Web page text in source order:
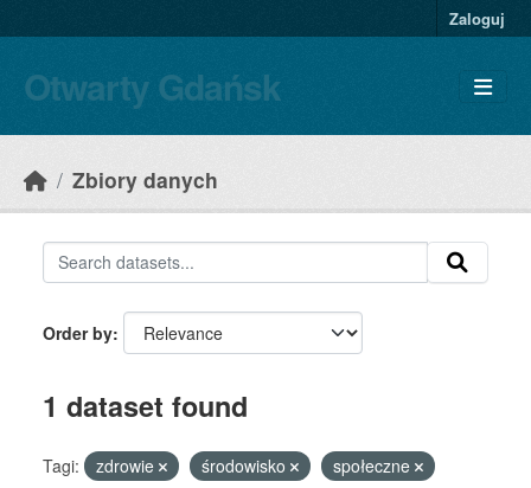
Zaloguj
Otwarty Gdańsk
Zbiory danych
Order by
1 dataset found
Tagi: zdrowie środowisko
społeczne